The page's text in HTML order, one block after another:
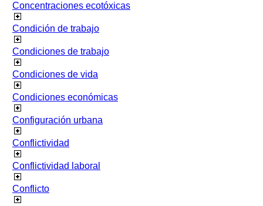
Concentraciones ecotóxicas
Condición de trabajo
Condiciones de trabajo
Condiciones de vida
Condiciones económicas
Configuración urbana
Conflictividad
Conflictividad laboral
Conflicto